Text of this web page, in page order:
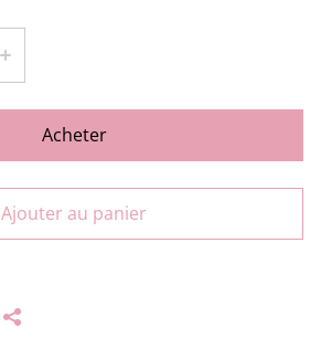
Acheter
Ajouter au panier